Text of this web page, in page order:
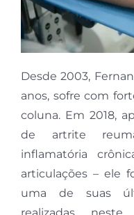
Desde 2003,
anos, sofre com
coluna. Em 2018,
de artrite
inflamatória
articulações – ele
uma de suas
realizadas